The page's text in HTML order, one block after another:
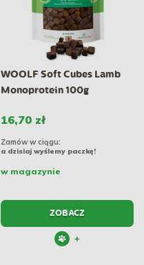
WOOLF Soft Cubes Lamb
Monoprotein 100g
16,70 zł
Zamów w ciągu:
a dzisiaj wyślemy paczkę!
w magazynie
ZOBACZ
+